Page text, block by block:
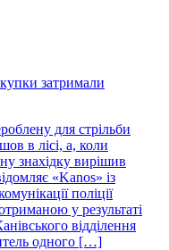
затримали
для стрільби
в лісі, а, коли
знахідку вирішив
«Kanos» із
поліції
у результаті
відділення
одного […]